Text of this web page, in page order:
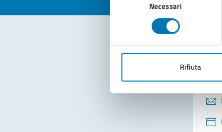
consenso
Necessari
Rifiuta